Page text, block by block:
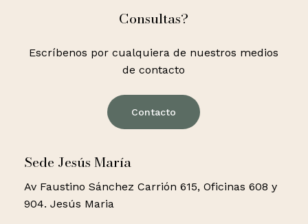
Consultas?
Escríbenos por cualquiera de nuestros medios
de contacto
Contacto
Sede Jesús María
Av Faustino Sánchez Carrión 615, Oficinas 608 y
904. Jesús Maria